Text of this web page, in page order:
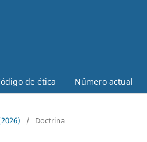
de ética Número actual
/ Doctrina